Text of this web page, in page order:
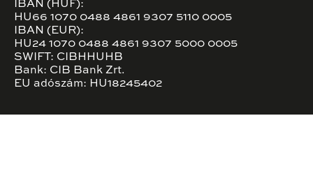
IBAN (HUF):
HU66 1070 0488 4861 9307 5110 0005
IBAN (EUR):
HU24 1070 0488 4861 9307 5000 0005
SWIFT: CIBHHUHB
Bank: CIB Bank Zrt.
EU adószám: HU18245402